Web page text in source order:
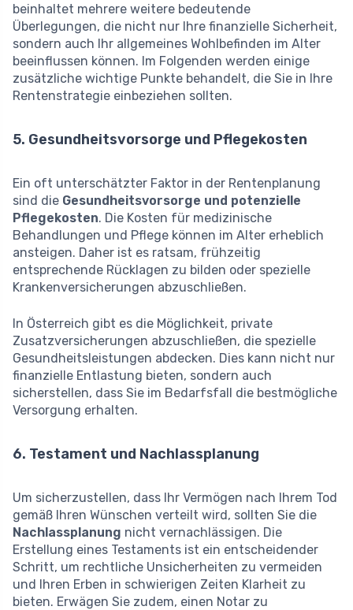
beinhaltet mehrere weitere bedeutende
Überlegungen, die nicht nur Ihre finanzielle Sicherheit,
sondern auch Ihr allgemeines Wohlbefinden im Alter
beeinflussen können. Im Folgenden werden einige
zusätzliche wichtige Punkte behandelt, die Sie in Ihre
Rentenstrategie einbeziehen sollten.
5. Gesundheitsvorsorge und Pflegekosten
Ein oft unterschätzter Faktor in der Rentenplanung
sind die Gesundheitsvorsorge und potenzielle
Pflegekosten. Die Kosten für medizinische
Behandlungen und Pflege können im Alter erheblich
ansteigen. Daher ist es ratsam, frühzeitig
entsprechende Rücklagen zu bilden oder spezielle
Krankenversicherungen abzuschließen.
In Österreich gibt es die Möglichkeit, private
Zusatzversicherungen abzuschließen, die spezielle
Gesundheitsleistungen abdecken. Dies kann nicht nur
finanzielle Entlastung bieten, sondern auch
sicherstellen, dass Sie im Bedarfsfall die bestmögliche
Versorgung erhalten.
6. Testament und Nachlassplanung
Um sicherzustellen, dass Ihr Vermögen nach Ihrem Tod
gemäß Ihren Wünschen verteilt wird, sollten Sie die
Nachlassplanung nicht vernachlässigen. Die
Erstellung eines Testaments ist ein entscheidender
Schritt, um rechtliche Unsicherheiten zu vermeiden
und Ihren Erben in schwierigen Zeiten Klarheit zu
bieten. Erwägen Sie zudem, einen Notar zu